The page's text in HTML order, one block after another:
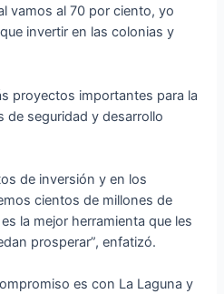
vamos al 70 por ciento, yo
invertir en las colonias y
proyectos importantes para la
de seguridad y desarrollo
de inversión y en los
cientos de millones de
la mejor herramienta que les
prosperar”, enfatizó.
es con La Laguna y